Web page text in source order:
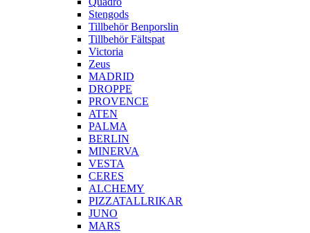
Stengods
Tillbehör Benporslin
Tillbehör Fältspat
Victoria
Zeus
MADRID
DROPPE
PROVENCE
ATEN
PALMA
BERLIN
MINERVA
VESTA
CERES
ALCHEMY
PIZZATALLRIKAR
JUNO
MARS